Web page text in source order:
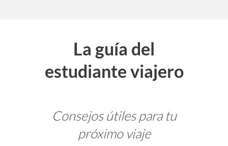
La guía del
estudiante viajero
Consejos útiles para tu
próximo viaje